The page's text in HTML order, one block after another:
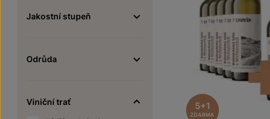
Jakostní stupeň
Odrůda
Viniční trať
5+1
ZDARMA